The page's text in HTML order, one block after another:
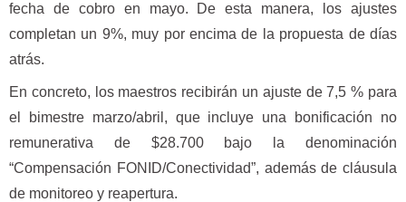
fecha de cobro en mayo. De esta manera, los ajustes
completan un 9%, muy por encima de la propuesta de días
atrás.
En concreto, los maestros recibirán un ajuste de 7,5 % para
el bimestre marzo/abril, que incluye una bonificación no
remunerativa de $28.700 bajo la denominación
“Compensación FONID/Conectividad”, además de cláusula
de monitoreo y reapertura.